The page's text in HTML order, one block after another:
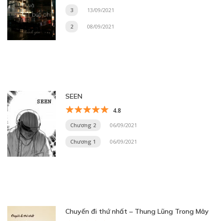
3 13/09/2021
2 08/09/2021
SEEN
4.8
Chương 2 06/09/2021
Chương 1 06/09/2021
Chuyến đi thứ nhất – Thung Lũng Trong Mây